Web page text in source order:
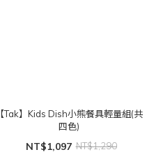
【Tak】Kids Dish小熊餐具輕量組(共
四色)
NT$1,097 NT$1,290